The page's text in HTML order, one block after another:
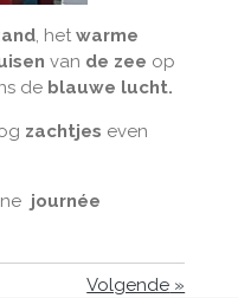
, het warme
van de zee op
de blauwe lucht.
zachtjes even
journée
Volgende »